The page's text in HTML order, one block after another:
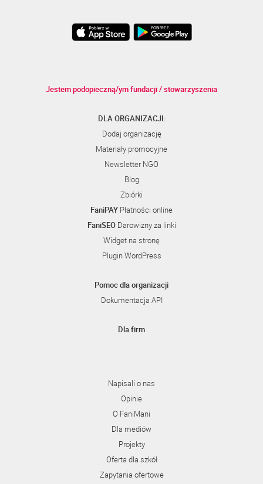
Jestem podopieczną/ym fundacji / stowarzyszenia
DLA ORGANIZACJI:
Dodaj organizację
Materiały promocyjne
Newsletter NGO
Blog
Zbiórki
FaniPAY Płatności online
FaniSEODarowizny za linki
Widget na stronę
Plugin WordPress
Pomoc dla organizacji
Dokumentacja API
Dla firm
Napisali o nas
Opinie
O FaniMani
Dla mediów
Projekty
Oferta dla szkół
Zapytania ofertowe